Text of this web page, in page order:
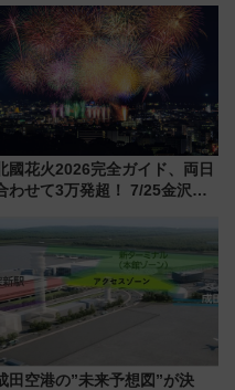
國花火2026完全ガイド、両日
わせて3万発超！ 7/25金沢大
の日程・アクセス・観覧席ま
とめ（石川県）
田空港の”未来予想図”が決